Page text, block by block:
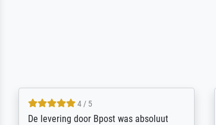
5 / 5
Sehr gute Qualität des Leinwanddrucks